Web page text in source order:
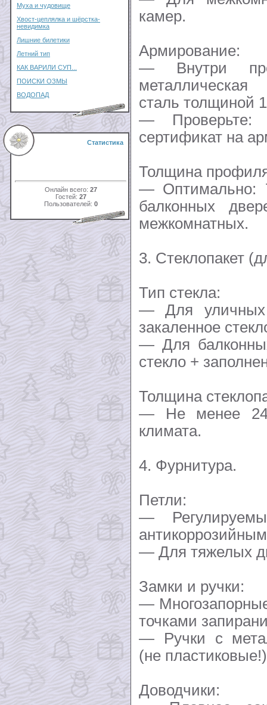
Муха и чудовище
Хвост-цеплялка и шёрстка-
невидимка
Лишние билетики
Летний тип
КАК ВАРИЛИ СУП...
ПОИСКИ ОЗМЫ
ВОДОПАД
Статистика
Онлайн всего: 27
Гостей: 27
Пользователей: 0
камер.
Армирование:
— Внутри
металлическая
сталь толщиной
— Проверьте:
сертификат на
Толщина
— Оптимально:
балконных
межкомнатных.
3. Стеклопакет
Тип стекла:
— Для уличных
закаленное
— Для
стекло +
Толщина
— Не менее
климата.
4. Фурнитура.
Петли:
—
— Для тяжелых
Замки и ручки:
—
точками
— Ручки с
(не
Доводчики: